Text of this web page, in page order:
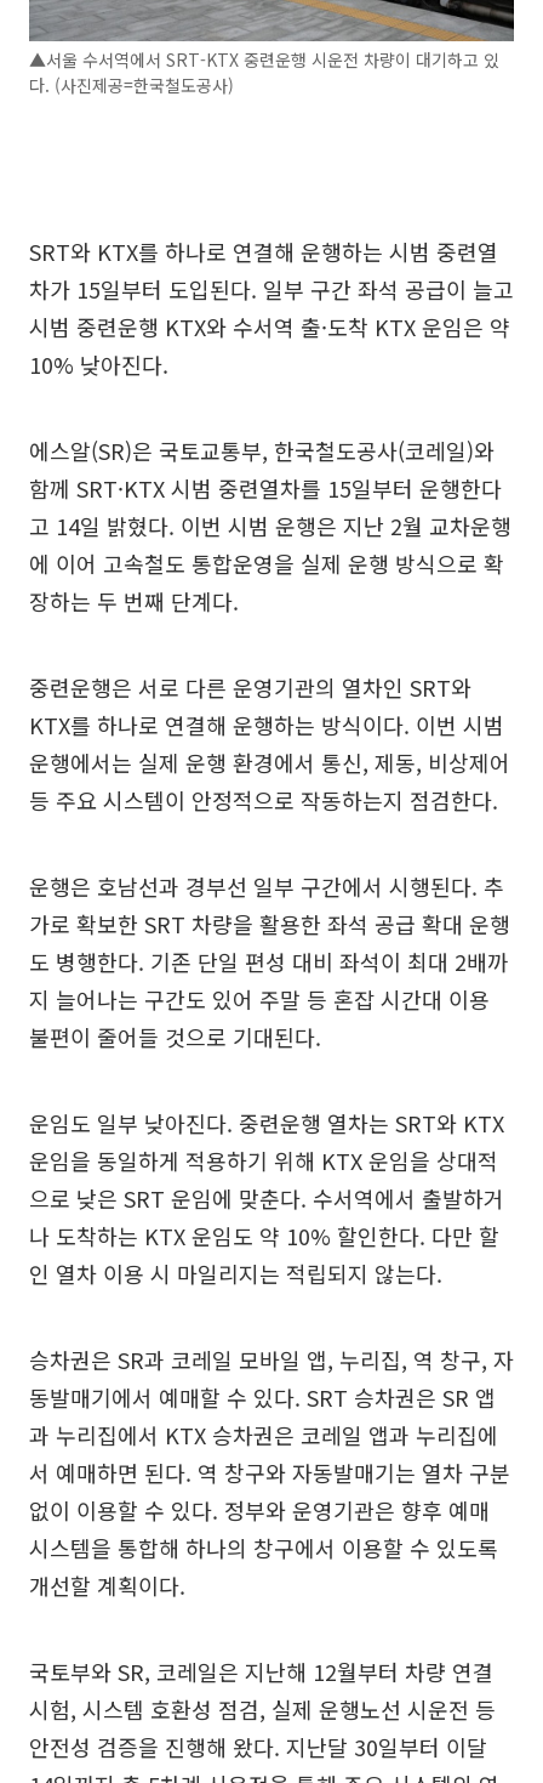
▲서울 수서역에서 SRT-KTX 중련운행 시운전 차량이 대기하고 있
다. (사진제공=한국철도공사)
SRT와 KTX를 하나로 연결해 운행하는 시범 중련열
차가 15일부터 도입된다. 일부 구간 좌석 공급이 늘고
시범 중련운행 KTX와 수서역 출·도착 KTX 운임은 약
10% 낮아진다.
에스알(SR)은 국토교통부, 한국철도공사(코레일)와
함께 SRT·KTX 시범 중련열차를 15일부터 운행한다
고 14일 밝혔다. 이번 시범 운행은 지난 2월 교차운행
에 이어 고속철도 통합운영을 실제 운행 방식으로 확
장하는 두 번째 단계다.
중련운행은 서로 다른 운영기관의 열차인 SRT와
KTX를 하나로 연결해 운행하는 방식이다. 이번 시범
운행에서는 실제 운행 환경에서 통신, 제동, 비상제어
등 주요 시스템이 안정적으로 작동하는지 점검한다.
운행은 호남선과 경부선 일부 구간에서 시행된다. 추
가로 확보한 SRT 차량을 활용한 좌석 공급 확대 운행
도 병행한다. 기존 단일 편성 대비 좌석이 최대 2배까
지 늘어나는 구간도 있어 주말 등 혼잡 시간대 이용
불편이 줄어들 것으로 기대된다.
운임도 일부 낮아진다. 중련운행 열차는 SRT와 KTX
운임을 동일하게 적용하기 위해 KTX 운임을 상대적
으로 낮은 SRT 운임에 맞춘다. 수서역에서 출발하거
나 도착하는 KTX 운임도 약 10% 할인한다. 다만 할
인 열차 이용 시 마일리지는 적립되지 않는다.
승차권은 SR과 코레일 모바일 앱, 누리집, 역 창구, 자
동발매기에서 예매할 수 있다. SRT 승차권은 SR 앱
과 누리집에서 KTX 승차권은 코레일 앱과 누리집에
서 예매하면 된다. 역 창구와 자동발매기는 열차 구분
없이 이용할 수 있다. 정부와 운영기관은 향후 예매
시스템을 통합해 하나의 창구에서 이용할 수 있도록
개선할 계획이다.
국토부와 SR, 코레일은 지난해 12월부터 차량 연결
시험, 시스템 호환성 점검, 실제 운행노선 시운전 등
안전성 검증을 진행해 왔다. 지난달 30일부터 이달